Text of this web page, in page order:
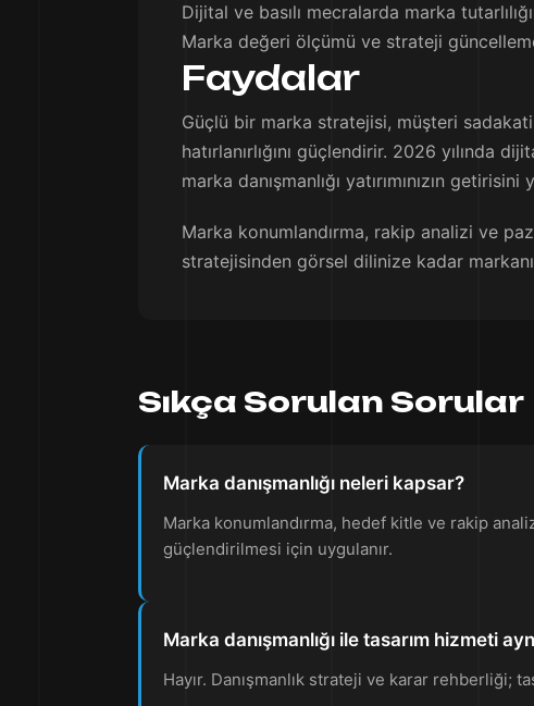
Dijital ve basılı mecralarda marka
Marka değeri ölçümü ve strateji
Faydalar
Güçlü bir marka stratejisi, müşteri
hatırlanırlığını güçlendirir. 2026 yılında
marka danışmanlığı yatırımınızın getirisini
Marka konumlandırma, rakip analizi ve
stratejisinden görsel dilinize kadar
Sıkça Sorulan Sorular
Marka danışmanlığı neleri kapsar?
Marka konumlandırma, hedef kitle ve rakip
güçlendirilmesi için uygulanır.
Marka danışmanlığı ile tasarım hizmeti
Hayır. Danışmanlık strateji ve karar rehberliği;